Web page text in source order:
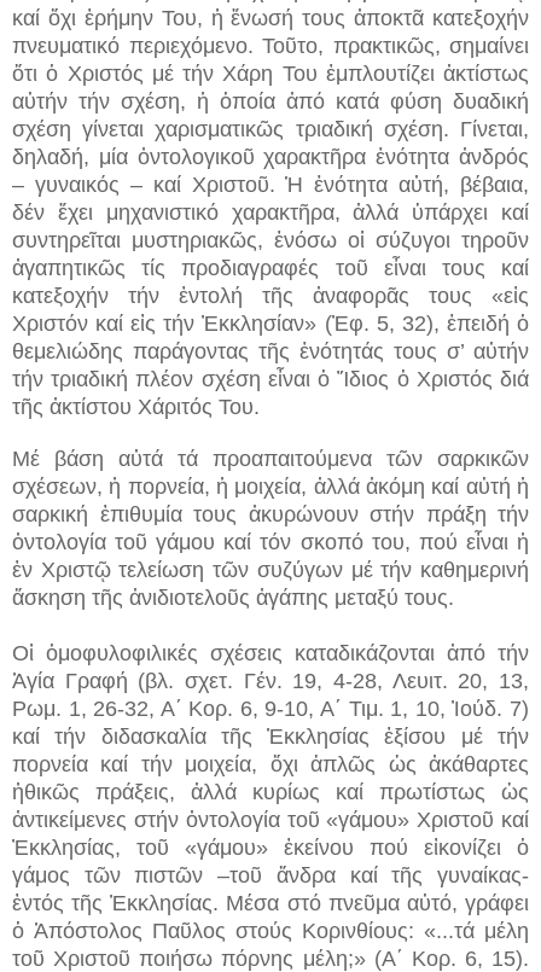
καί ὄχι ἐρήμην Του, ἡ ἕνωσή τους ἀποκτᾶ κατεξοχήν
πνευματικό περιεχόμενο. Τοῦτο, πρακτικῶς, σημαίνει
ὅτι ὁ Χριστός μέ τήν Χάρη Του ἐμπλουτίζει ἀκτίστως
αὐτήν τήν σχέση, ἡ ὁποία ἀπό κατά φύση δυαδική
σχέση γίνεται χαρισματικῶς τριαδική σχέση. Γίνεται,
δηλαδή, μία ὀντολογικοῦ χαρακτῆρα ἑνότητα ἀνδρός
– γυναικός – καί Χριστοῦ. Ἡ ἑνότητα αὐτή, βέβαια,
δέν ἔχει μηχανιστικό χαρακτῆρα, ἀλλά ὑπάρχει καί
συντηρεῖται μυστηριακῶς, ἐνόσω οἱ σύζυγοι τηροῦν
ἀγαπητικῶς τίς προδιαγραφές τοῦ εἶναι τους καί
κατεξοχήν τήν ἐντολή τῆς ἀναφορᾶς τους «εἰς
Χριστόν καί εἰς τήν Ἐκκλησίαν» (Ἐφ. 5, 32), ἐπειδή ὁ
θεμελιώδης παράγοντας τῆς ἑνότητάς τους σ’ αὐτήν
τήν τριαδική πλέον σχέση εἶναι ὁ Ἴδιος ὁ Χριστός διά
τῆς ἀκτίστου Χάριτός Του.
Μέ βάση αὐτά τά προαπαιτούμενα τῶν σαρκικῶν
σχέσεων, ἡ πορνεία, ἡ μοιχεία, ἀλλά ἀκόμη καί αὐτή ἡ
σαρκική ἐπιθυμία τους ἀκυρώνουν στήν πράξη τήν
ὀντολογία τοῦ γάμου καί τόν σκοπό του, πού εἶναι ἡ
ἐν Χριστῷ τελείωση τῶν συζύγων μέ τήν καθημερινή
ἄσκηση τῆς ἀνιδιοτελοῦς ἀγάπης μεταξύ τους.
Οἱ ὁμοφυλοφιλικές σχέσεις καταδικάζονται ἀπό τήν
Ἁγία Γραφή (βλ. σχετ. Γέν. 19, 4-28, Λευιτ. 20, 13,
Ρωμ. 1, 26-32, Α΄ Κορ. 6, 9-10, Α΄ Τιμ. 1, 10, Ἰούδ. 7)
καί τήν διδασκαλία τῆς Ἐκκλησίας ἐξίσου μέ τήν
πορνεία καί τήν μοιχεία, ὄχι ἁπλῶς ὡς ἀκάθαρτες
ἠθικῶς πράξεις, ἀλλά κυρίως καί πρωτίστως ὡς
ἀντικείμενες στήν ὀντολογία τοῦ «γάμου» Χριστοῦ καί
Ἐκκλησίας, τοῦ «γάμου» ἐκείνου πού εἰκονίζει ὁ
γάμος τῶν πιστῶν –τοῦ ἄνδρα καί τῆς γυναίκας-
ἐντός τῆς Ἐκκλησίας. Μέσα στό πνεῦμα αὐτό, γράφει
ὁ Ἀπόστολος Παῦλος στούς Κορινθίους: «...τά μέλη
τοῦ Χριστοῦ ποιήσω πόρνης μέλη;» (Α΄ Κορ. 6, 15).